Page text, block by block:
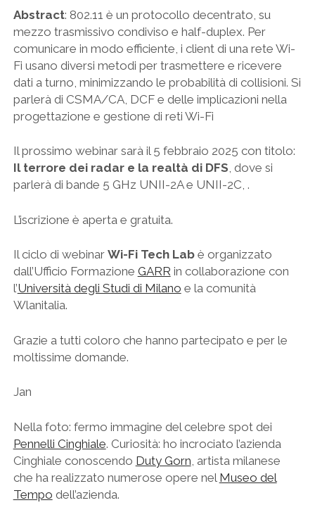
Abstract: 802.11 è un protocollo decentrato, su
mezzo trasmissivo condiviso e half-duplex. Per
comunicare in modo efficiente, i client di una rete Wi-
Fi usano diversi metodi per trasmettere e ricevere
dati a turno, minimizzando le probabilità di collisioni. Si
parlerà di CSMA/CA, DCF e delle implicazioni nella
progettazione e gestione di reti Wi-Fi
Il prossimo webinar sarà il 5 febbraio 2025 con titolo:
Il terrore dei radar e la realtà di DFS, dove si
parlerà di bande 5 GHz UNII-2A e UNII-2C, .
L’iscrizione è aperta e gratuita.
Il ciclo di webinar Wi-Fi Tech Labè organizzato
dall’Ufficio Formazione GARR in collaborazione con
l’Università degli Studi di Milano e la comunità
Wlanitalia.
Grazie a tutti coloro che hanno partecipato e per le
moltissime domande.
Jan
Nella foto: fermo immagine del celebre spot dei
Pennelli Cinghiale. Curiosità: ho incrociato l’azienda
Cinghiale conoscendo Duty Gorn , artista milanese
che ha realizzato numerose opere nel Museo del
Tempo dell’azienda.